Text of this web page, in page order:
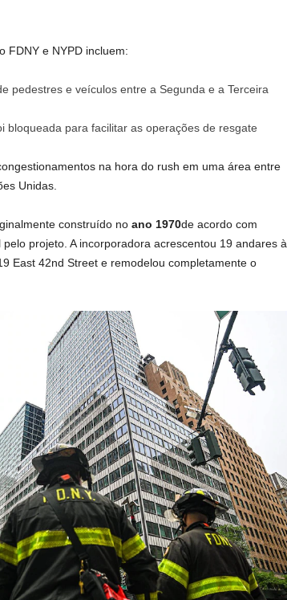
FDNY e NYPD incluem:
pedestres e veículos entre a Segunda e a Terceira
bloqueada para facilitar as operações de resgate
na hora do rush em uma área entre
Unidas.
construído no ano 1970de acordo com
projeto. A incorporadora acrescentou 19 andares à
East 42nd Street e remodelou completamente o